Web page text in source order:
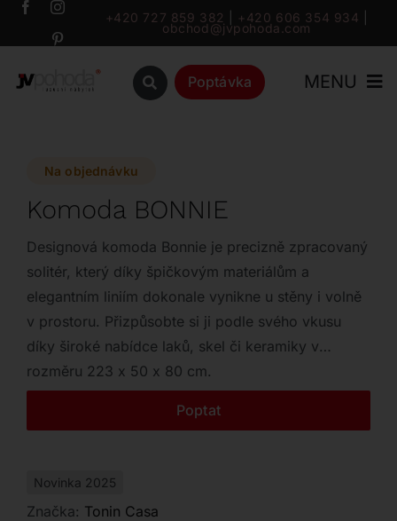
Přeskočit
+420 727 859 382 +420 606 354 934
obchod@jvpohoda.com
Poptávka MENU
Katalog
Značky
Outlet
Kontakt
Na objednávku
Komoda BONNIE
Designová komoda Bonnie je precizně zpracovaný
solitér, který díky špičkovým materiálům a
elegantním liniím dokonale vynikne u stěny i volně
v prostoru. Přizpůsobte si ji podle svého vkusu
díky široké nabídce laků, skel či keramiky v
rozměru 223 x 50 x 80 cm.
Poptat
Novinka 2025
Značka: Tonin Casa